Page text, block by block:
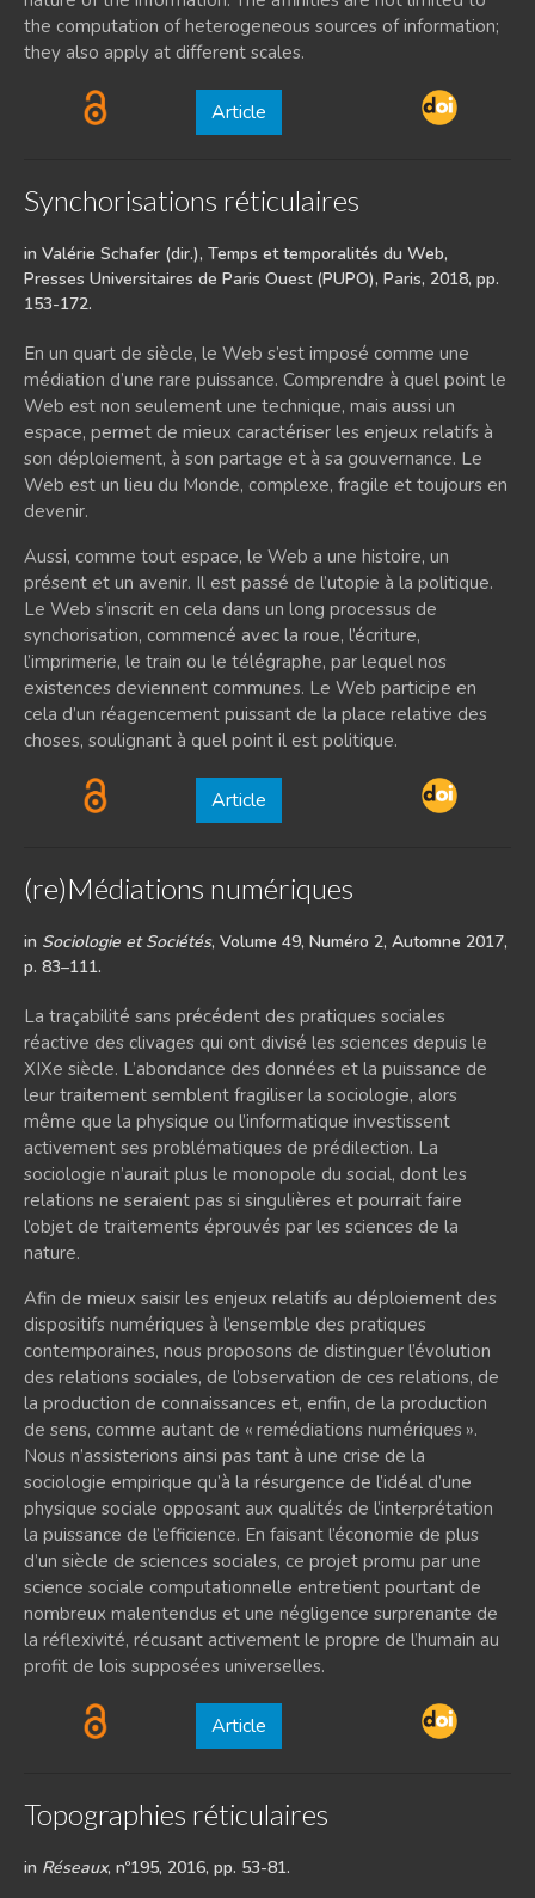
the computation of heterogeneous sources of information;
they also apply at different scales.
Article
Synchorisations réticulaires
in Valérie Schafer (dir.), Temps et temporalités du Web,
Presses Universitaires de Paris Ouest (PUPO), Paris, 2018, pp.
153-172.
En un quart de siècle, le Web s’est imposé comme une
médiation d’une rare puissance. Comprendre à quel point le
Web est non seulement une technique, mais aussi un
espace, permet de mieux caractériser les enjeux relatifs à
son déploiement, à son partage et à sa gouvernance. Le
Web est un lieu du Monde, complexe, fragile et toujours en
devenir.
Aussi, comme tout espace, le Web a une histoire, un
présent et un avenir. Il est passé de l’utopie à la politique.
Le Web s’inscrit en cela dans un long processus de
synchorisation, commencé avec la roue, l’écriture,
l’imprimerie, le train ou le télégraphe, par lequel nos
existences deviennent communes. Le Web participe en
cela d’un réagencement puissant de la place relative des
choses, soulignant à quel point il est politique.
Article
(re)Médiations numériques
in Sociologie et Sociétés, Volume 49, Numéro 2, Automne 2017,
p. 83–111.
La traçabilité sans précédent des pratiques sociales
réactive des clivages qui ont divisé les sciences depuis le
XIXe siècle. L’abondance des données et la puissance de
leur traitement semblent fragiliser la sociologie, alors
même que la physique ou l’informatique investissent
activement ses problématiques de prédilection. La
sociologie n’aurait plus le monopole du social, dont les
relations ne seraient pas si singulières et pourrait faire
l’objet de traitements éprouvés par les sciences de la
nature.
Afin de mieux saisir les enjeux relatifs au déploiement des
dispositifs numériques à l’ensemble des pratiques
contemporaines, nous proposons de distinguer l’évolution
des relations sociales, de l’observation de ces relations, de
la production de connaissances et, enfin, de la production
de sens, comme autant de « remédiations numériques ».
Nous n’assisterions ainsi pas tant à une crise de la
sociologie empirique qu’à la résurgence de l’idéal d’une
physique sociale opposant aux qualités de l’interprétation
la puissance de l’efficience. En faisant l’économie de plus
d’un siècle de sciences sociales, ce projet promu par une
science sociale computationnelle entretient pourtant de
nombreux malentendus et une négligence surprenante de
la réflexivité, récusant activement le propre de l’humain au
profit de lois supposées universelles.
Article
Topographies réticulaires
in Réseaux, nº195, 2016, pp. 53-81.